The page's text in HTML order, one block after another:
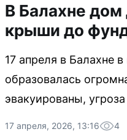
В Балахне
крыши до
17 апреля в Балахне
образовалась
эвакуированы,
17 апреля, 2026, 13:16 4